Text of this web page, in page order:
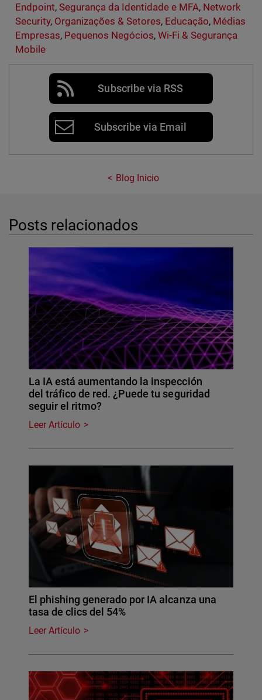
Endpoint, Segurança da Identidade e MFA, Network
Security, Organizações & Setores, Educação, Médias
Empresas, Pequenos Negócios,Wi-Fi & Segurança
Mobile
Subscribe via RSS
Subscribe via Email
Blog Inicio
Posts relacionados
La IA está aumentando la inspección
del tráfico de red. ¿Puede tu seguridad
seguir el ritmo?
Leer Artículo
El phishing generado por IA alcanza una
tasa de clics del 54%
Leer Artículo